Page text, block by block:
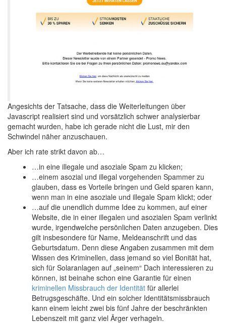
Angesichts der Tatsache, dass die Weiterleitungen über
Javascript realisiert sind und vorsätzlich schwer analysierbar
gemacht wurden, habe ich gerade nicht die Lust, mir den
Schwindel näher anzuschauen.
Aber ich rate strikt davon ab…
…in eine illegale und asoziale Spam zu klicken;
…einem asozial und illegal vorgehenden Spammer zu
glauben, dass es Vorteile bringen und Geld sparen kann,
wenn man in eine asoziale und illegale Spam klickt; oder
…auf die unendlich dumme Idee zu kommen, auf einer
Website, die in einer illegalen und asozialen Spam verlinkt
wurde, irgendwelche persönlichen Daten anzugeben. Dies
gilt insbesondere für Name, Meldeanschrift und das
Geburtsdatum. Denn diese Angaben zusammen mit dem
Wissen des Kriminellen, dass jemand so viel Bonität hat,
sich für Solaranlagen auf „seinem“ Dach interessieren zu
können, ist beinahe schon eine Garantie für einen
kriminellen Missbrauch der Identität für allerlei
Betrugsgeschäfte. Und ein solcher Identitätsmissbrauch
kann einem leicht zwei bis fünf Jahre der beschränkten
Lebenszeit mit ganz viel Ärger verhageln.